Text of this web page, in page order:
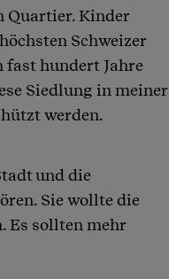
Quartier. Kinder
Schweizer
fast hundert Jahre
Siedlung in meiner
werden.
und die
Sie wollte die
Es sollten mehr